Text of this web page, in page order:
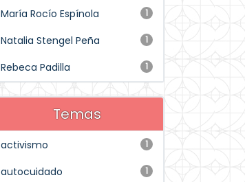
1
María Rocío Espínola
1
Natalia Stengel Peña
1
Rebeca Padilla
Temas
1
activismo
1
autocuidado